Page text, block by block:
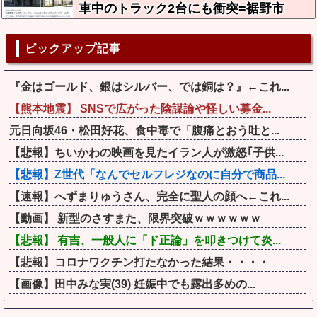
車中のトラック2台にも衝突=裾野市
ピックアップ記事
『金はゴールド、銀はシルバー、では銅は？』←これ...
【熊本地震】 SNSで広がった陰謀論や怪しい募金...
元日向坂46・松田好花、食中毒で「腹痛とおう吐と...
【悲報】ちいかわの映画を見たイラン人が激怒｢子供...
【悲報】Z世代「なんでセルフレジなのに自分で商品...
【速報】へずまりゅうさん、完全に聖人の顔へ←これ...
【動画】 新型のさすまた、限界突破ｗｗｗｗｗｗ
【悲報】 有吉、一般人に「ド正論」を叩きつけて炎...
【悲報】コロナワクチン打たなかった結果・・・・
【画像】田中みな実(39) 妊娠中でも露出多めの...